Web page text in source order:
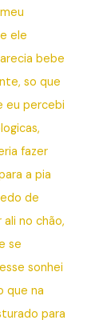
ele
bebe
so que
eu percebi
fazer
a pia
de
no chão,
se
sonhei
que na
para